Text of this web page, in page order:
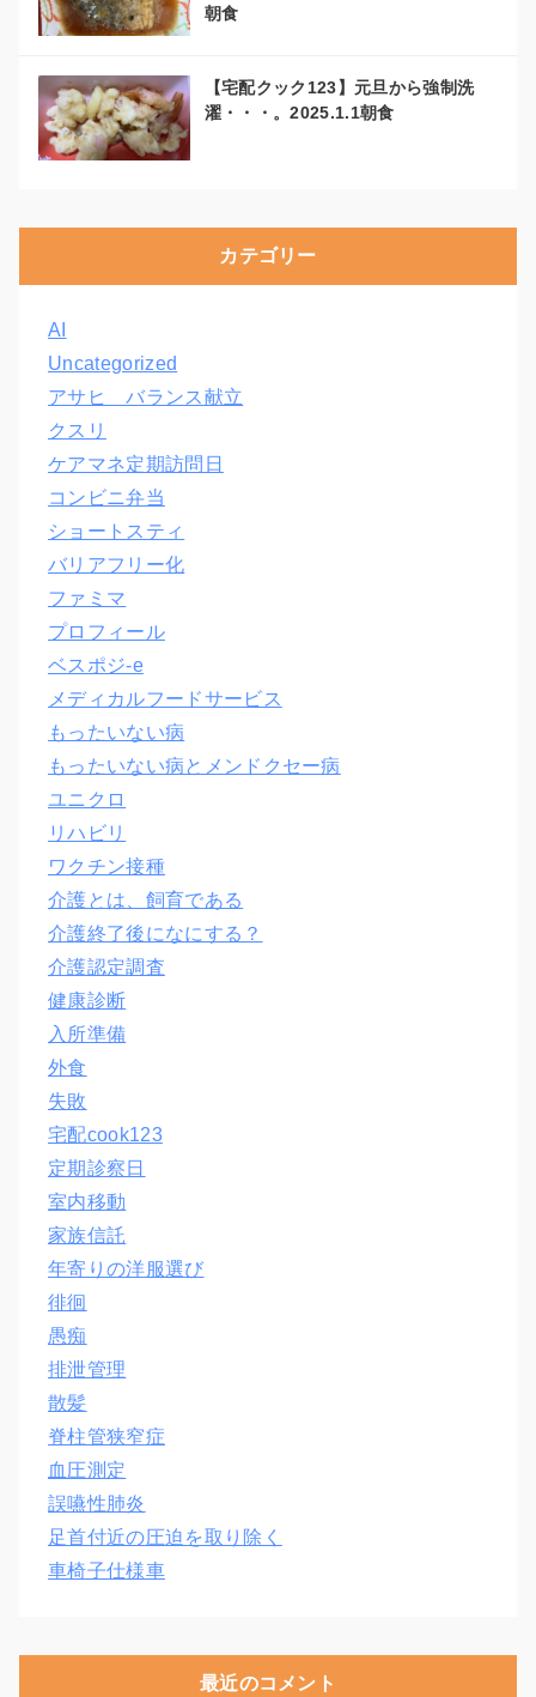
朝食
【宅配クック123】元旦から強制洗
濯・・・。2025.1.1朝食
カテゴリー
AI
Uncategorized
アサヒ バランス献立
クスリ
ケアマネ定期訪問日
コンビニ弁当
ショートスティ
バリアフリー化
ファミマ
プロフィール
ベスポジ-e
メディカルフードサービス
もったいない病
もったいない病とメンドクセー病
ユニクロ
リハビリ
ワクチン接種
介護とは、飼育である
介護終了後になにする？
介護認定調査
健康診断
入所準備
外食
失敗
宅配cook123
定期診察日
室内移動
家族信託
年寄りの洋服選び
徘徊
愚痴
排泄管理
散髪
脊柱管狭窄症
血圧測定
誤嚥性肺炎
足首付近の圧迫を取り除く
車椅子仕様車
最近のコメント